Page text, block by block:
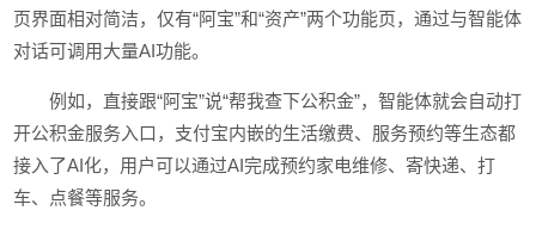
页界面相对简洁，仅有“阿宝”和“资产”两个功能页，通过与智能体
对话可调用大量AI功能。
例如，直接跟“阿宝”说“帮我查下公积金”，智能体就会自动打
开公积金服务入口，支付宝内嵌的生活缴费、服务预约等生态都
接入了AI化，用户可以通过AI完成预约家电维修、寄快递、打
车、点餐等服务。